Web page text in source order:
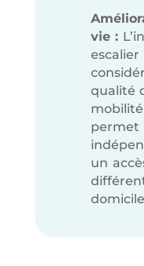
vie :
qualité
un